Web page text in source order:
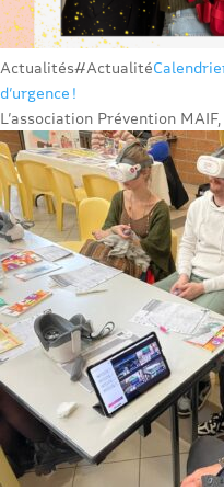
Actualités#Actualité
d’urgence !
L’association Prévention